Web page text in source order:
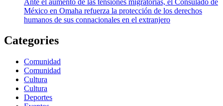
México en Omaha refuerza la protección de los derechos
humanos de sus connacionales en el extranjero
Categories
Comunidad
Comunidad
Cultura
Cultura
Deportes